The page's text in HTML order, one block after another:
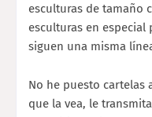
esculturas de tamaño
esculturas en especial
siguen una misma
No he puesto cartelas
que la vea, le